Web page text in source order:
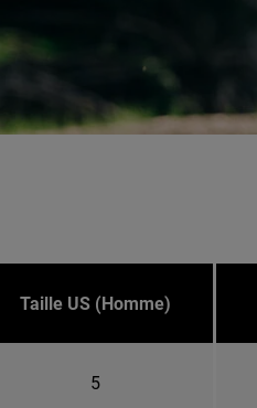
Taille US (Homme)
5